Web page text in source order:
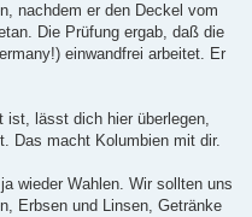
nachdem er den Deckel vom
Die Prüfung ergab, daß die
einwandfrei arbeitet. Er
ist, lässt dich hier überlegen,
Das macht Kolumbien mit dir.
wieder Wahlen. Wir sollten uns
Erbsen und Linsen, Getränke